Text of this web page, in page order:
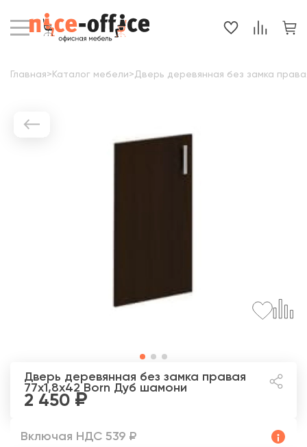
Главная> Каталог мебели>Дверь деревянная без замка
Дверь деревянная без замка правая
77x1,8x42 Born Дуб шамони
2 450
Включая НДС 539 ₽